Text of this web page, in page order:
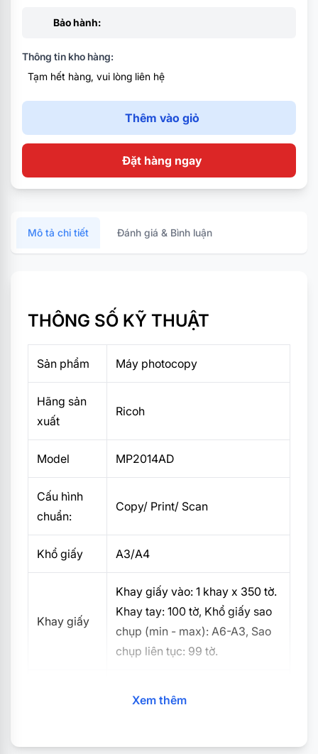
Bảo hành:
Thông tin kho hàng:
Tạm hết hàng, vui lòng liên hệ
Thêm vào giỏ
Đặt hàng ngay
Mô tả chi tiết Đánh giá & Bình luận
THÔNG SỐ KỸ THUẬT
Sản phẩm Máy photocopy
Hãng sản
xuất
Ricoh
Model MP2014AD
Cấu hình
chuẩn:
Copy/ Print/ Scan
Khổ giấy A3/A4
Khay giấy
Khay giấy vào: 1 khay x 350 tờ.
Khay tay: 100 tờ, Khổ giấy sao
chụp (min - max): A6-A3, Sao
chụp liên tục: 99 tờ.
bản / phút
Xem thêm